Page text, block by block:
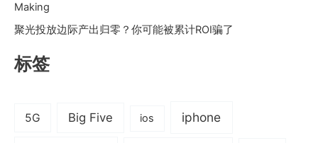
Making
聚光投放边际产出归零？你可能被累计ROI骗了
标签
5G Big Five ios iphone